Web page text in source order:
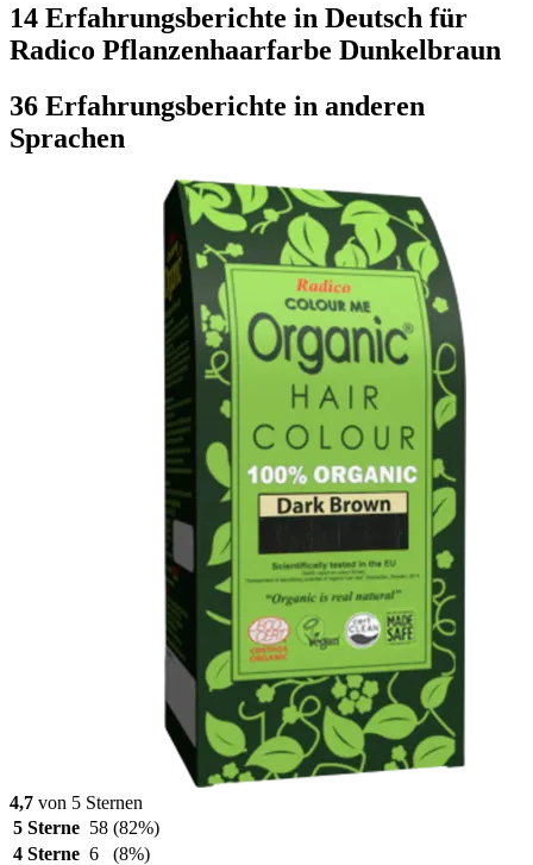
14 Erfahrungsberichte in Deutsch für
Radico Pflanzenhaarfarbe Dunkelbraun
36 Erfahrungsberichte in anderen
Sprachen
4,7 von 5 Sternen
5 Sterne 58 (82%)
4 Sterne 6
(8%)